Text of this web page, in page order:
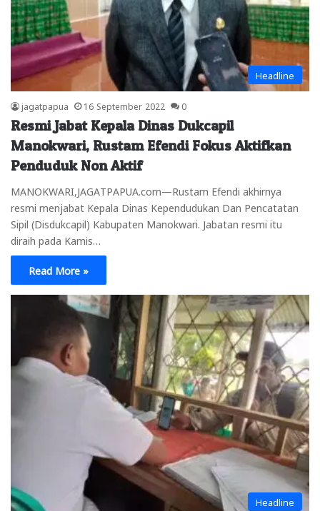
Headline
jagatpapua 16 September 2022 0
Resmi Jabat Kepala Dinas Dukcapil
Manokwari, Rustam Efendi Fokus Aktifkan
Penduduk Non Aktif
MANOKWARI,JAGATPAPUA.com—Rustam Efendi akhirnya
resmi menjabat Kepala Dinas Kependudukan Dan Pencatatan
Sipil (Disdukcapil) Kabupaten Manokwari. Jabatan resmi itu
diraih pada Kamis…
Read More »
Headline